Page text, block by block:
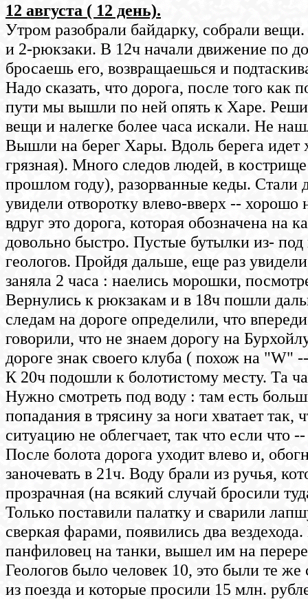
12 августа ( 12 день).
Утром разобрали байдарку, собрали
и 2-рюкзаки. В 12ч начали движение по
бросаешь его, возвращаешься и
Надо сказать, что дорога, после того как
пути мы вышли по ней опять к Харе.
вещи и налегке более часа искали. Не
Вышли на берег Хары. Вдоль берега идет
грязная). Много следов людей, в
прошлом году), разорванные кеды. Стали
увидели отворотку влево-вверх --
вдруг это дорога, которая обозначена на
довольно быстро. Пустые бутылки из-
геологов. Пройдя дальше, еще раз
заняла 2 часа : наелись морошки,
Вернулись к рюкзакам и в 18ч пошли
следам на дороге определили, что
говорили, что не знаем дорогу на
дороге знак своего клуба ( похож на
К 20ч подошли к болотистому месту. Та
Нужно смотреть под воду : там есть
попадания в трясину за ноги хватает
ситуацию не облегчает, так что если что
После болота дорога уходит влево и,
заночевать в 21ч. Воду брали из ручья,
прозрачная (на всякий случай бросили
Только поставили палатку и сварили
сверкая фарами, появились два
панфиловец на танки, вышел им на
Геологов было человек 10, это были те
из поезда и которые просили 15 млн.